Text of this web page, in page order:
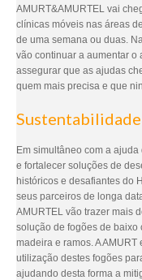
AMURT&AMURTEL vai
clínicas móveis nas áreas
de uma semana ou duas.
vão continuar a aumentar o
assegurar que as ajudas
quem mais precisa e que
Em simultâneo com a
e fortalecer soluções de
históricos e desafiantes do
seus parceiros de longa
AMURTEL vão trazer mais
solução de fogões de baixo
madeira e ramos. A
utilização destes fogões
ajudando desta forma a